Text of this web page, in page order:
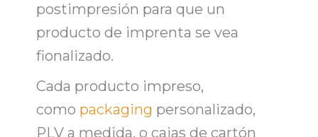
postimpresión para que un
producto de imprenta se vea
fionalizado.
Cada producto impreso,
como packaging personalizado,
PLV a medida, o cajas de cartón